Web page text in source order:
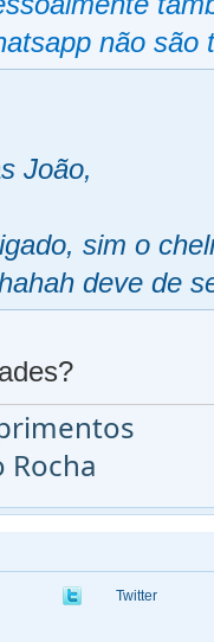
não são
João,
sim o
deve de
Rocha
Twitter